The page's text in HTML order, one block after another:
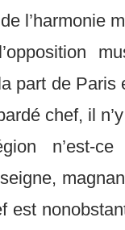
l’harmonie
part de Paris
chef, il
n’est-
est